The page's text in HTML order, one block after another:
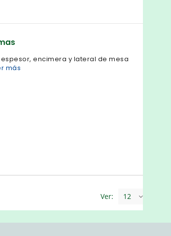
encimera y lateral de mesa
más
Ver: 12